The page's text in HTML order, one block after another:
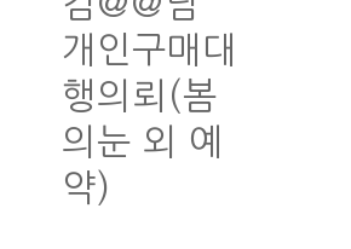
개인구매대
행의뢰(봄
의눈 외 예
약)